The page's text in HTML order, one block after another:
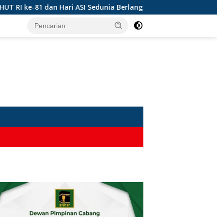
dan Hari ASI Sedunia Berlangsung Meriah